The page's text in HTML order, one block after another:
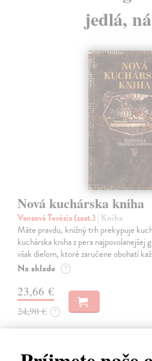
jedlá,
Nová kuchárska kniha
Vansová Terézia (zost.)| Kniha
Máte pravdu, knižný trh prekypuje
kuchárska kniha z pera najpovolanejšej
však dielom, ktoré zaručene obohatí
Na sklade ?
23,66 €
24,90 € ?